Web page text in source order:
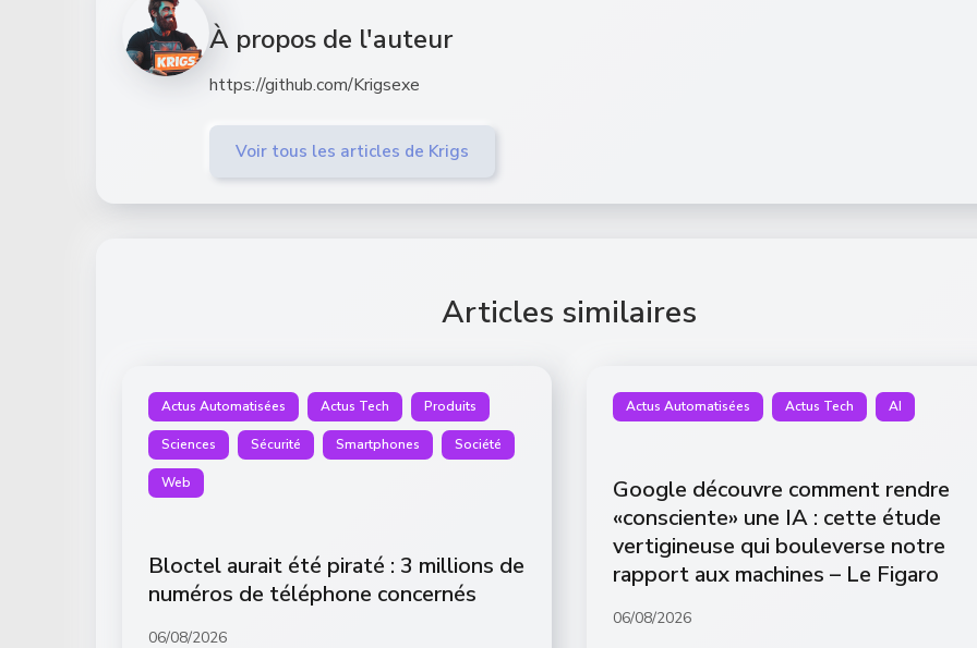
À propos de l'auteur
https://github.com/Krigsexe
Voir tous les articles de Krigs
Articles similaires
Actus Automatisées Actus Tech Produits
Sciences Sécurité Smartphones Société
Web
Bloctel aurait été piraté : 3 millions de
numéros de téléphone concernés
06/08/2026
Actus Automatisées Actus Tech AI
Google découvre comment rendre
«consciente» une IA : cette étude
vertigineuse qui bouleverse notre
rapport aux machines – Le Figaro
06/08/2026